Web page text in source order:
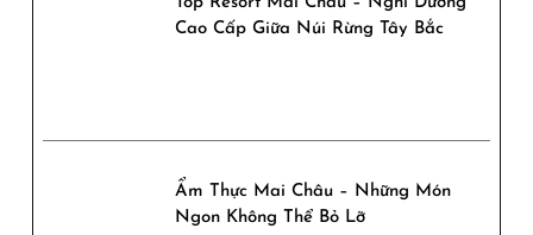
Cao Cấp Giữa Núi Rừng Tây Bắc
Ẩm Thực Mai Châu – Những Món
Ngon Không Thể Bỏ Lỡ